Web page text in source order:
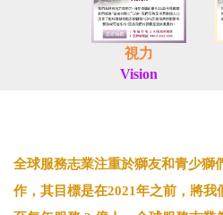
視力
Vision
全球服務志業注重於獅友和青少獅
作，其目標是在2021年之前，將我